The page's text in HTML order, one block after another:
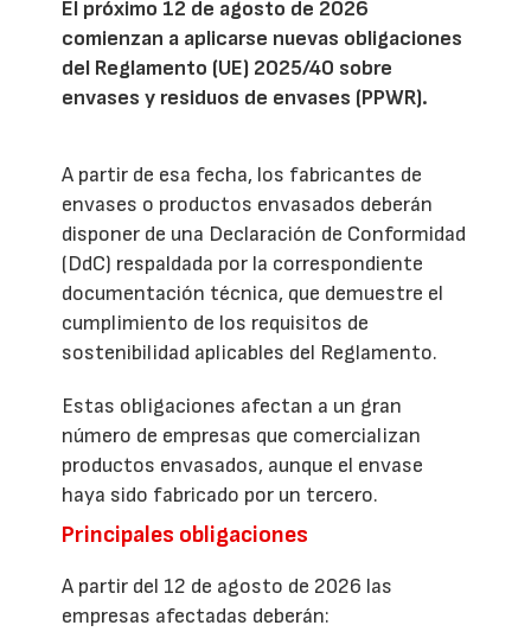
El próximo 12 de agosto de 2026
comienzan a aplicarse nuevas obligaciones
del Reglamento (UE) 2025/40 sobre
envases y residuos de envases (PPWR).
A partir de esa fecha, los fabricantes de
envases o productos envasados deberán
disponer de una Declaración de Conformidad
(DdC) respaldada por la correspondiente
documentación técnica, que demuestre el
cumplimiento de los requisitos de
sostenibilidad aplicables del Reglamento.
Estas obligaciones afectan a un gran
número de empresas que comercializan
productos envasados, aunque el envase
haya sido fabricado por un tercero.
Principales obligaciones
A partir del 12 de agosto de 2026 las
empresas afectadas deberán: